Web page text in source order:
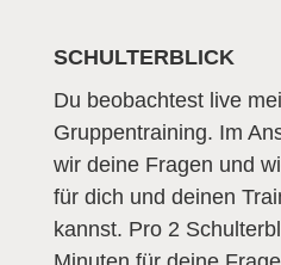
SCHULTERBLICK
Du beobachtest live
Gruppentraining. Im
wir deine Fragen und
für dich und deinen
kannst. Pro 2